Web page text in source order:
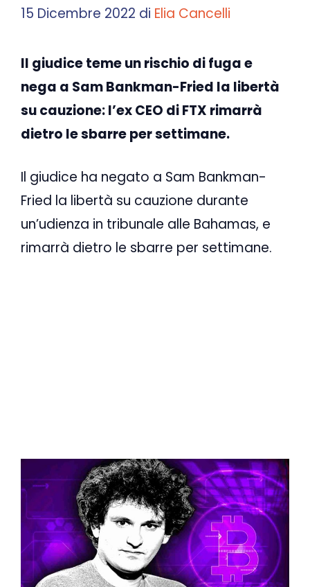
15 Dicembre 2022 di Elia Cancelli
Il giudice teme un rischio di fuga e
nega a Sam Bankman-Fried la libertà
su cauzione: l’ex CEO di FTX rimarrà
dietro le sbarre per settimane.
Il giudice ha negato a Sam Bankman-
Fried la libertà su cauzione durante
un’udienza in tribunale alle Bahamas, e
rimarrà dietro le sbarre per settimane.